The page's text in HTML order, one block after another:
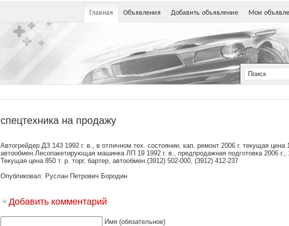
Главная Объявления Добавить объявление Мои
спецтехника на продажу
Автогрейдер ДЗ 143 1992 г. в., в отличном тех. состоянии, кап. ремонт 2006 г. текущая цена
автообмен.Лесопакетирующая машинка ЛП 19 1992 г. в., предпродажная подготовка 2006 г.,
Текущая цена 850 т. р. торг, бартер, автообмен.(3912) 502-000, (3912) 412-237
Опубликовал: Руслан Петрович Бородин
Добавить комментарий
Имя (обязательное)